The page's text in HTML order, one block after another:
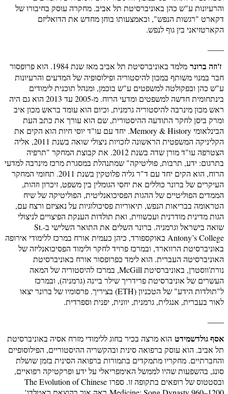
והרעיונות ע"ש כהן באוניברסיטת תל אביב. מחקרה עוסק בחיבורו של
דקארט "רגשות הנפש", ובאמצעותו בוחן מחדש את הדואליזם
הקארטזיאני בין גוף לנפש.
ז'וזה ברונר
מלמד באוניברסיטת תל אביב מאז שנת 1984. הוא פרופסור
חבר במנוי משותף במכון להיסטוריה ופילוסופיה של המדעים והרעיונות
ע"ש כהן ובפקולטה למשפטים ע"ש בוכמן, ומנהל תוכנית לימודים
בינתחומית חדשה למשפטים ומדעי הרוח. מ-2005 עד 2013 הוא גם היה
ראש מכון מינרבה להיסטוריה גרמנית, וכיום הוא עומד בראש מכון איב
ומרק ביסן לחקר התודעה ההיסטורית, שם הוא עורך את כתב העת
הבינלאומי Memory & History. יחד עם עו"ד יוסי חיות הוא הקים את
הקליניקה המשפטית הראשונה לזכויות ניצולי שואה בשנת 2011, אליה
הצטרפה עו"ד מורן שדה בשנת 2012. את קבוצת המחקר "תרפיה
בתרגום: ידע, תרבות, פוליטיקה" שמתנהלת במסגרת מרכז מינרבה למדעי
הרוח, הוא הקים יחד עם ד"ר גליה פלוטקין בשנת 2011. תחומי המחקר
העיקרים של ברונר כוללים את יחסי הגומלין בין משפט, זיכרון וזהות,
הממדים הפוליטיים של ההגות הפסיכואנליטית, הפוליטיקה של שיח
הטראומה בבריאות הנפש, תיאוריות פסיכולוגיות על נאציזם ורצח עם,
הגות מדינית מודרנית ועכשווית, ואת תולדות הענקת הפיצויים לניצולי
שואה בישראל וגרמניה. ברונר השלים את התואר השלישי ב-St.
Antony’s College באוקספורד, כיהן כעמית אורח במרכז ללימודי אירופה
באוניברסיטת הרווארד, ובמרכז פרויד לחקר ולימוד הפסיכואנליזה של
האוניברסיטה העברית. הוא לימד כפרופסור אורח באוניברסיטת
נורת'ווסטרן, באוניברסיטת McGill, במרכז להיסטוריה של המאה
העשרים של אוניברסיטת פרידריך שילר ביינה (גרמניה), ובמרכז
ל"תולדות הידע" של הטכניון (ETH) בציריך. פרסומיו של ברונר יצאו
לאור בעברית, אנגלית, גרמנית, יוונית, יפנית וספרדית.
אסף גולדשמידט הוא מרצה בכיר בחוג ללימודי מזרח אסיה באוניברסיטת
תל אביב. הוא עוסק ברפואה סינית ובהקשריה ההיסטוריים, הפילוסופיים
והחברתיים. מחקריו מתמקדים בתמורות ברפואה הסינית בזמן שושלת
סונג, בהשפעות שהיו לממשל האימפריאלי על ידע ופרקטיקה רפואיים,
ובסטטוס של רופאים בתקופה זו. ספרו The Evolution of Chinese